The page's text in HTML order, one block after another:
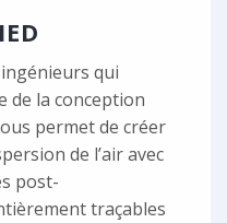
qui
de la conception
permet de créer
de l’air avec
post-
traçables